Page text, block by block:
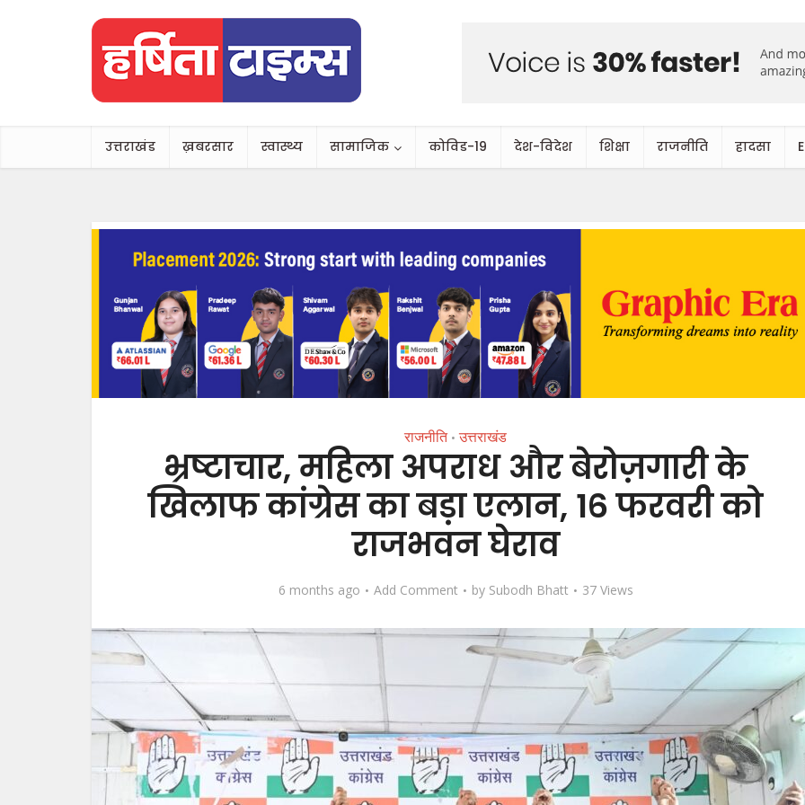
उत्तराखंड ख़बरसार स्वास्थ्य सामाजिक कोविड-19 देश-विदेश शिक्षा राजनीति हादसा
राजनीति • उत्तराखंड
भ्रष्टाचार, महिला अपराध और बेरोज़गारी के
खिलाफ कांग्रेस का बड़ा एलान, 16 फरवरी को
राजभवन घेराव
6 months ago Add Comment by Subodh Bhatt 37 Views